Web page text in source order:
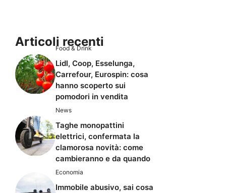
Articoli recenti
Food & Drink
Lidl, Coop, Esselunga,
Carrefour, Eurospin: cosa
hanno scoperto sui
pomodori in vendita
News
Taghe monopattini
elettrici, confermata la
clamorosa novità: come
cambieranno e da quando
Economia
Immobile abusivo, sai cosa